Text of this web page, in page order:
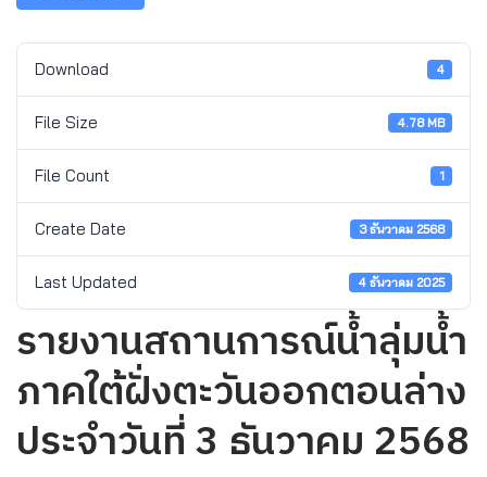
Download 4
File Size 4.78 MB
File Count 1
Create Date 3 ธันวาคม 2568
Last Updated 4 ธันวาคม 2025
รายงานสถานการณ์น้ำลุ่มน้ำ
ภาคใต้ฝั่งตะวันออกตอนล่าง
ประจำวันที่ 3 ธันวาคม 2568